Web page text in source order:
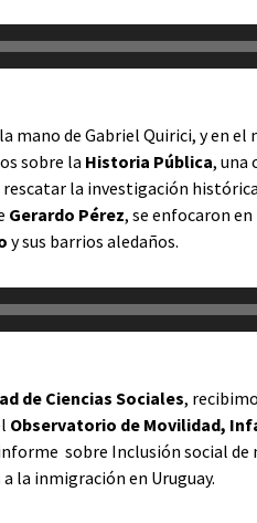
mano de Gabriel Quirici, y en el
sobre la Historia Pública, una
la investigación
Gerardo Pérez, se enfocaron
y sus barrios aledaños.
de Ciencias Sociales,
Observatorio de Movilidad,
sobre Inclusión social de
la inmigración en Uruguay.